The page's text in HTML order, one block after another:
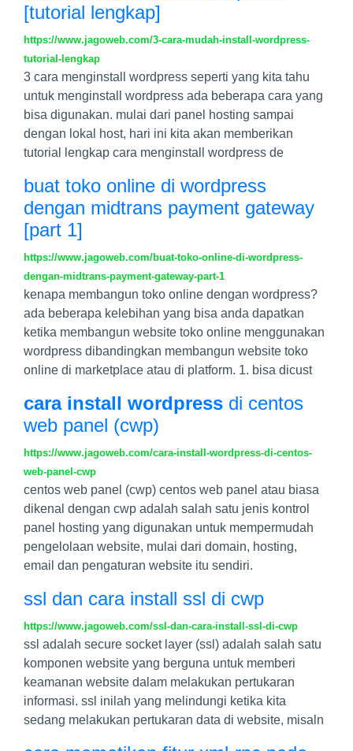
[tutorial lengkap]
https://www.jagoweb.com/3-cara-mudah-install-wordpress-
tutorial-lengkap
3 cara menginstall wordpress seperti yang kita tahu
untuk menginstall wordpress ada beberapa cara yang
bisa digunakan. mulai dari panel hosting sampai
dengan lokal host, hari ini kita akan memberikan
tutorial lengkap cara menginstall wordpress de
buat toko online di wordpress
dengan midtrans payment gateway
[part 1]
https://www.jagoweb.com/buat-toko-online-di-wordpress-
dengan-midtrans-payment-gateway-part-1
kenapa membangun toko online dengan wordpress?
ada beberapa kelebihan yang bisa anda dapatkan
ketika membangun website toko online menggunakan
wordpress dibandingkan membangun website toko
online di marketplace atau di platform. 1. bisa dicust
cara install wordpress di centos
web panel (cwp)
https://www.jagoweb.com/cara-install-wordpress-di-centos-
web-panel-cwp
centos web panel (cwp) centos web panel atau biasa
dikenal dengan cwp adalah salah satu jenis kontrol
panel hosting yang digunakan untuk mempermudah
pengelolaan website, mulai dari domain, hosting,
email dan pengaturan website itu sendiri.
ssl dan cara install ssl di cwp
https://www.jagoweb.com/ssl-dan-cara-install-ssl-di-cwp
ssl adalah secure socket layer (ssl) adalah salah satu
komponen website yang berguna untuk memberi
keamanan website dalam melakukan pertukaran
informasi. ssl inilah yang melindungi ketika kita
sedang melakukan pertukaran data di website, misaln